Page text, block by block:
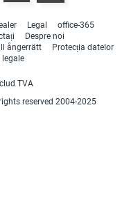
Legal
office-365
Despre noi
ångerrätt
Protecția datelor
legale
TVA
reserved 2004-2025